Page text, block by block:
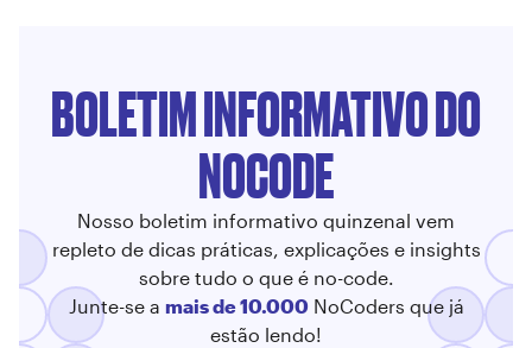
BOLETIM INFORMATIVO DO
NOCODE
Nosso boletim informativo quinzenal vem
repleto de dicas práticas, explicações e insights
sobre tudo o que é no-code.
Junte-se a mais de 10.000NoCoders que já
estão lendo!